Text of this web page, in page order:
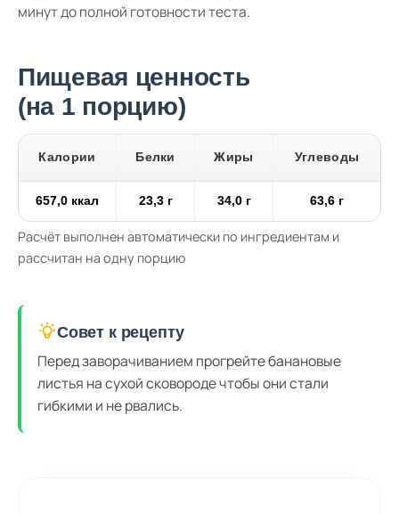
минут до полной готовности теста.
Пищевая ценность
(на 1 порцию)
Калории Белки Жиры Углеводы
657,0 ккал 23,3 г 34,0 г 63,6 г
Расчёт выполнен автоматически по ингредиентам и
рассчитан на одну порцию
Совет к рецепту
Перед заворачиванием прогрейте банановые
листья на сухой сковороде чтобы они стали
гибкими и не рвались.